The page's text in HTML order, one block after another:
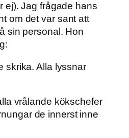
ej). Jag frågade hans
om det var sant att
sin personal. Hon
skrika. Alla lyssnar
vrålande kökschefer
de innerst inne